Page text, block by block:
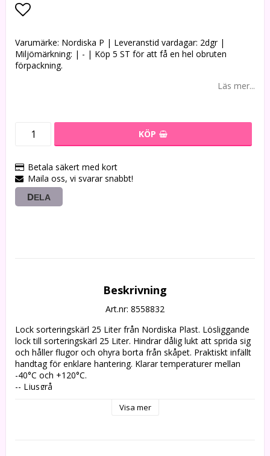
Varumärke: Nordiska P | Leveranstid vardagar: 2dgr |
Miljömärkning: | - | Köp 5 ST för att få en hel obruten
förpackning.
Läs mer...
KÖP
Betala säkert med kort
Maila oss, vi svarar snabbt!
DELA
Beskrivning
Art.nr: 8558832
Lock sorteringskärl 25 Liter från Nordiska Plast. Lösliggande
lock till sorteringskärl 25 Liter. Hindrar dålig lukt att sprida sig
och håller flugor och ohyra borta från skåpet. Praktiskt infällt
handtag för enklare hantering. Klarar temperaturer mellan
-40°C och +120°C.
-- Ljusgrå
Visa mer